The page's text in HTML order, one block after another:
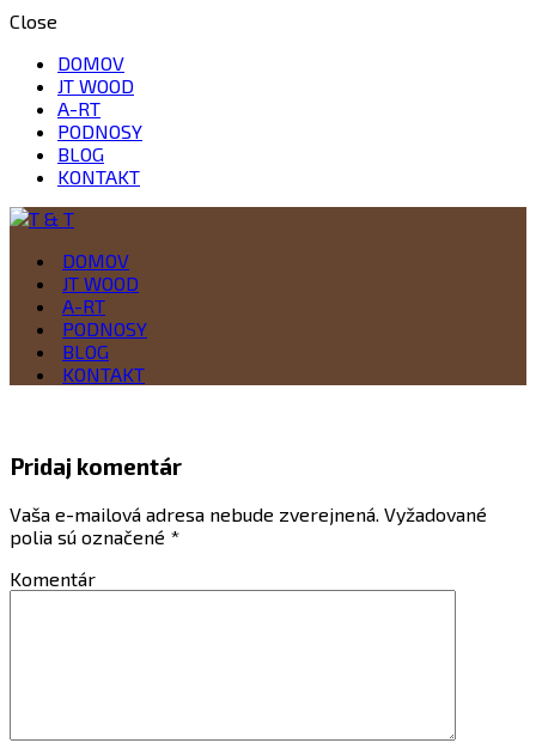
Close
DOMOV
JT WOOD
A-RT
PODNOSY
BLOG
KONTAKT
T & T
Drevo je naša vášeň
DOMOV
JT WOOD
A-RT
PODNOSY
BLOG
KONTAKT
Pridaj komentár
Vaša e-mailová adresa nebude zverejnená. Vyžadované
polia sú označené *
Komentár